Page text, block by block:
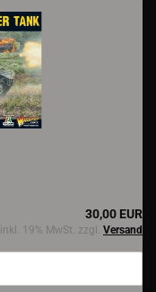
30,00 EUR
inkl. 19% MwSt. zzgl. Versand